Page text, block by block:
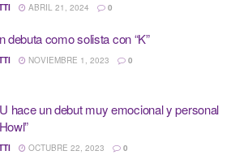
ABRIL 21, 2024 0
debuta como solista con “K”
NOVIEMBRE 1, 2023 0
hace un debut muy emocional y personal
OCTUBRE 22, 2023 0